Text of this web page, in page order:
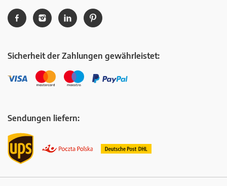
Sicherheit der Zahlungen gewährleistet:
Sendungen liefern: